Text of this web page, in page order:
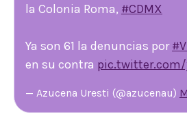
la Colonia Roma, #CDMX
Ya son 61 la denuncias por
en su contra pic.twitter.com/
— Azucena Uresti (@azucenau)